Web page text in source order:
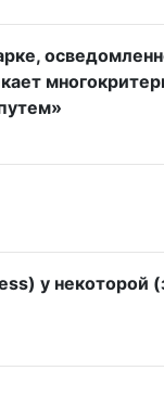
у некоторой